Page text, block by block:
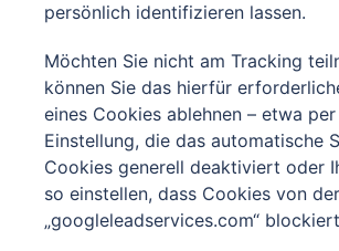
persönlich identifizieren lassen.
Möchten Sie nicht am Tracking
können Sie das hierfür
eines Cookies ablehnen – etwa
Einstellung, die das automatische
Cookies generell deaktiviert oder
so einstellen, dass Cookies von
„googleleadservices.com“